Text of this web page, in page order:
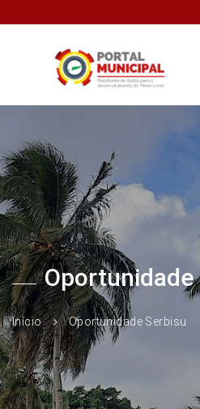
Oportunidade
Início Oportunidade Serbisu